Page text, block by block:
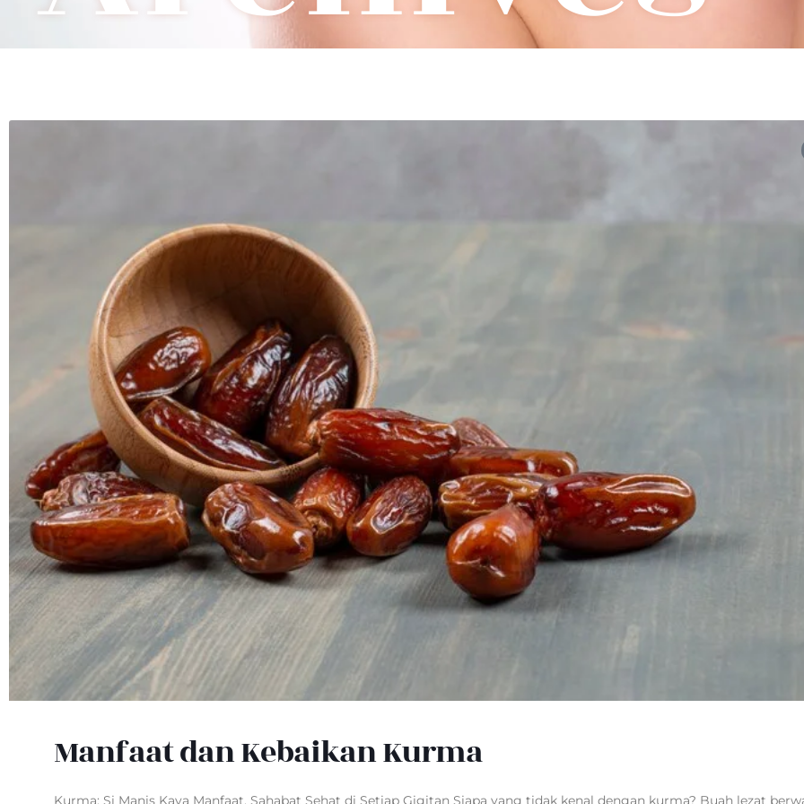
Manfaat dan Kebaikan Kurma
Kurma: Si Manis Kaya Manfaat, Sahabat Sehat di Setiap Gigitan Siapa yang tidak kenal dengan kurma? Buah lezat